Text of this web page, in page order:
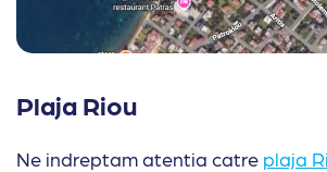
Plaja Riou
Ne indreptam atentia catre plaja